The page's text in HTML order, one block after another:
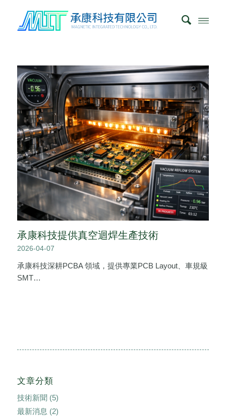
承康科技提供真空迴焊生產技術
2026-04-07
承康科技深耕PCBA 領域，提供專業PCB Layout、車規級
SMT…
文章分類
技術新聞 (5)
最新消息 (2)